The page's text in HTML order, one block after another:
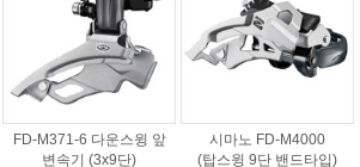
FD-M371-6 다운스윙 앞
변속기 (3x9단)
시마노 FD-M4000
(탑스윙 9단 밴드타입)